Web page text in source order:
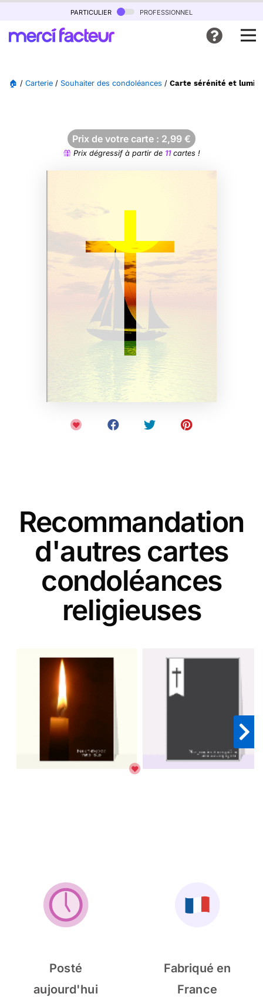
particulier professionnel
🏠 / Carterie / Souhaiter des condoléances / Carte sérénité et
Prix de votre carte : 2,99 €
Prix dégressif à partir de 11cartes !
Recommandation
d'autres cartes
condoléances
religieuses
Posté
aujourd'hui
Fabriqué en
France